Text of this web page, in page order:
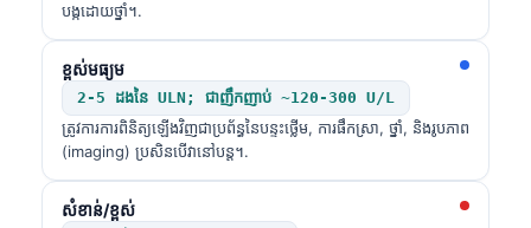
បង្កដោយថ្នាំ។.
ខ្ពស់មធ្យម
2-5 ដងនៃ ULN; ជាញឹកញាប់ ~120-300 U/L
ត្រូវការការពិនិត្យឡើងវិញជាប្រព័ន្ធនៃបន្ទះថ្លើម, ការផឹកស្រា, ថ្នាំ, និងរូបភាព
(imaging) ប្រសិនបើវានៅបន្ត។.
សំខាន់/ខ្ពស់